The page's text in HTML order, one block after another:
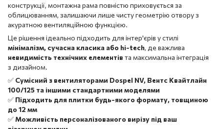
конструкції, монтажна рама повністю приховується за
облицюванням, залишаючи лише чисту геометрію отвору з
акуратною вентиляційною функцією.
Це рішення ідеально підходить для інтер'єрів у стилі
мінімалізм, сучасна класика або hi-tech, де важлива
невидимість технічних елементів та максимальна інтеграція
з дизайном.
✅ Сумісний з вентиляторами Dospel NV, Вентс Квайтлайн
100/125 та іншими стандартними моделями
✅ Підходить для плитки будь-якого формату, товщиною
до 12 мм
✅ Можливість персоналізованого вирізу під ваш